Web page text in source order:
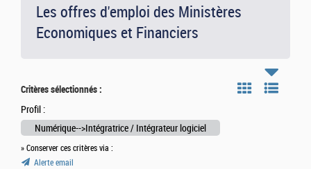
Les offres d'emploi des Ministères
Economiques et Financiers
Critères sélectionnés :
Profil :
Numérique-->Intégratrice / Intégrateur logiciel
» Conserver ces critères via :
Alerte email